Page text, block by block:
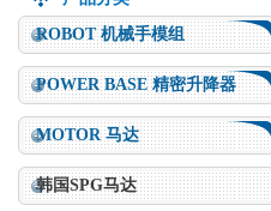
ROBOT 机械手模组
POWER BASE 精密升降器
MOTOR 马达
韩国SPG马达